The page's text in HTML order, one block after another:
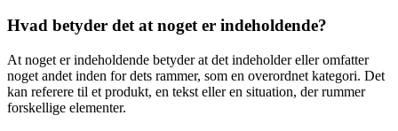
Hvad betyder det at noget er indeholdende?
At noget er indeholdende betyder at det indeholder eller omfatter
noget andet inden for dets rammer, som en overordnet kategori. Det
kan referere til et produkt, en tekst eller en situation, der rummer
forskellige elementer.